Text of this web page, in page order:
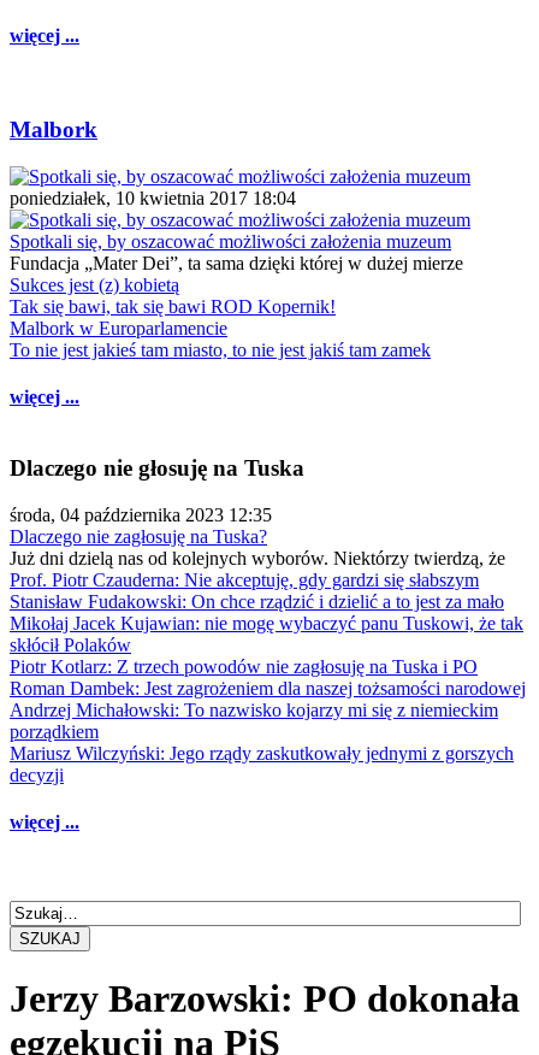
więcej ...
Malbork
poniedziałek, 10 kwietnia 2017 18:04
Spotkali się, by oszacować możliwości założenia muzeum
Fundacja „Mater Dei”, ta sama dzięki której w dużej mierze
Sukces jest (z) kobietą
Tak się bawi, tak się bawi ROD Kopernik!
Malbork w Europarlamencie
To nie jest jakieś tam miasto, to nie jest jakiś tam zamek
więcej ...
Dlaczego nie głosuję na Tuska
środa, 04 października 2023 12:35
Dlaczego nie zagłosuję na Tuska?
Już dni dzielą nas od kolejnych wyborów. Niektórzy twierdzą, że
Prof. Piotr Czauderna: Nie akceptuję, gdy gardzi się słabszym
Stanisław Fudakowski: On chce rządzić i dzielić a to jest za mało
Mikołaj Jacek Kujawian: nie mogę wybaczyć panu Tuskowi, że tak
skłócił Polaków
Piotr Kotlarz: Z trzech powodów nie zagłosuję na Tuska i PO
Roman Dambek: Jest zagrożeniem dla naszej tożsamości narodowej
Andrzej Michałowski: To nazwisko kojarzy mi się z niemieckim
porządkiem
Mariusz Wilczyński: Jego rządy zaskutkowały jednymi z gorszych
decyzji
więcej ...
SZUKAJ
Jerzy Barzowski: PO dokonała
egzekucji na PiS